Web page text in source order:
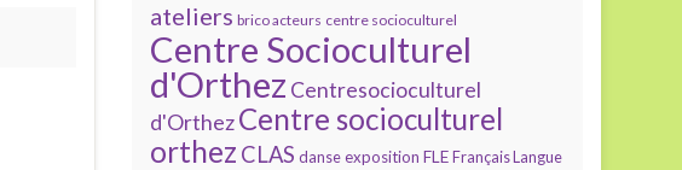
ateliers brico acteurs centre socioculturel
Centre Socioculturel
d'Orthez Centresocioculturel
d'Orthez Centre socioculturel
orthez CLAS danse exposition FLE Français Langue